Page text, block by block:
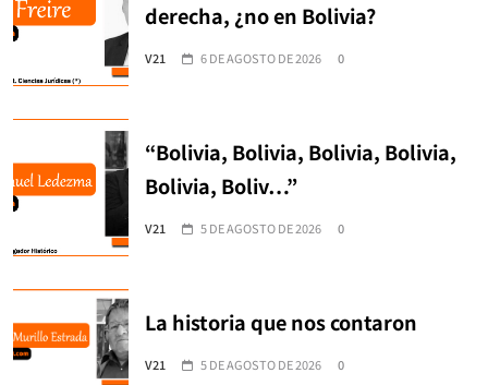
derecha, ¿no en Bolivia?
V21 6 DE AGOSTO DE 2026 0
“Bolivia, Bolivia, Bolivia, Bolivia,
Bolivia, Boliv…”
V21 5 DE AGOSTO DE 2026 0
La historia que nos contaron
V21 5 DE AGOSTO DE 2026 0